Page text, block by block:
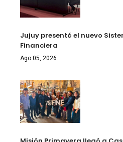
Jujuy presentó el nuevo
Financiera
Ago 05, 2026